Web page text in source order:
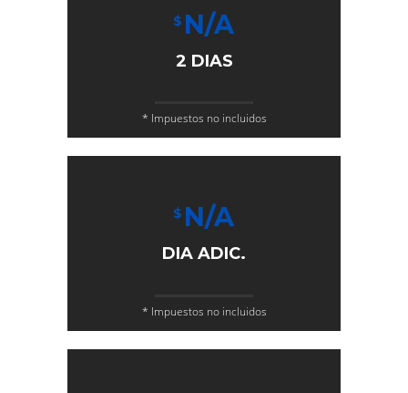
$ N/A
2 DIAS
* Impuestos no incluidos
$ N/A
DIA ADIC.
* Impuestos no incluidos